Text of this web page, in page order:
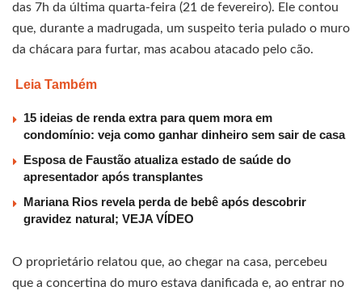
das 7h da última quarta-feira (21 de fevereiro). Ele contou
que, durante a madrugada, um suspeito teria pulado o muro
da chácara para furtar, mas acabou atacado pelo cão.
Leia Também
15 ideias de renda extra para quem mora em
condomínio: veja como ganhar dinheiro sem sair de casa
Esposa de Faustão atualiza estado de saúde do
apresentador após transplantes
Mariana Rios revela perda de bebê após descobrir
gravidez natural; VEJA VÍDEO
O proprietário relatou que, ao chegar na casa, percebeu
que a concertina do muro estava danificada e, ao entrar no